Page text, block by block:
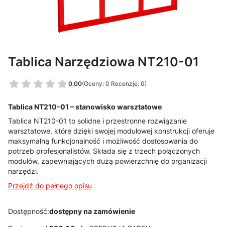
Tablica Narzędziowa NT210-01
0.00(Oceny: 0 Recenzje: 0)
Tablica NT210-01 – stanowisko warsztatowe
Tablica NT210-01 to solidne i przestronne rozwiązanie
warsztatowe, które dzięki swojej modułowej konstrukcji oferuje
maksymalną funkcjonalność i możliwość dostosowania do
potrzeb profesjonalistów. Składa się z trzech połączonych
modułów, zapewniających dużą powierzchnię do organizacji
narzędzi.
Przejdź do pełnego opisu
Dostępność:dostępny na zamówienie